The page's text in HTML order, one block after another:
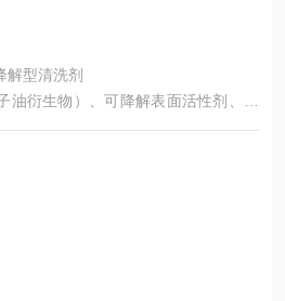
解型清洗剂
油衍生物）、可降解表面活性剂、微